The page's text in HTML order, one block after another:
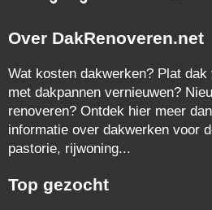
Over DakRenoveren.net
Wat kosten dakwerken? Plat
met dakpannen vernieuwen?
renoveren? Ontdek hier meer
informatie over dakwerken voor
pastorie, rijwoning...
Top gezocht